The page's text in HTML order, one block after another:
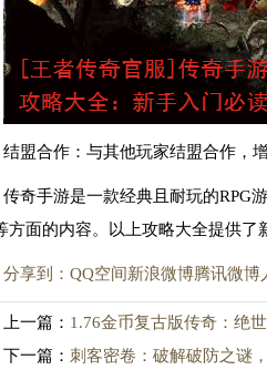
结盟合作：与其他玩家结盟合作，
传奇手游是一款经典且耐玩的RPG
方面的内容。以上攻略大全提供了
分享到： QQ空间新浪微博腾讯微博
上一篇： 1.76金币复古版传奇：绝
下一篇： 刺客密卷：破解破防之谜